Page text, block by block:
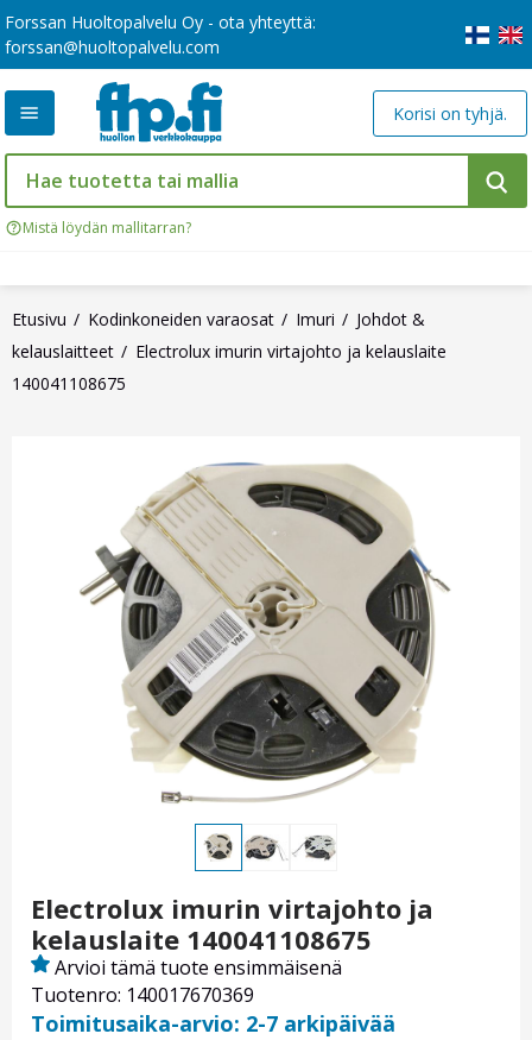
Forssan Huoltopalvelu Oy - ota yhteyttä:
forssan@huoltopalvelu.com
Mistä löydän mallitarran?
Korisi on tyhjä.
Etusivu Kodinkoneiden varaosat Imuri
Johdot &
kelauslaitteet
Electrolux imurin virtajohto ja kelauslaite
140041108675
Electrolux imurin virtajohto ja
kelauslaite 140041108675
Tuotenro: 140017670369
Arvioi tämä tuote ensimmäisenä
Toimitusaika-arvio: 2-7 arkipäivää